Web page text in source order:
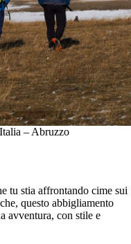
– Abruzzo
tu stia affrontando cime sui
questo abbigliamento
avventura, con stile e